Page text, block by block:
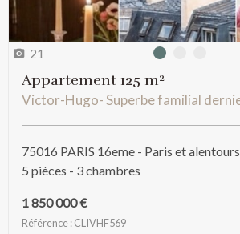
21 Photo 0
Appartement 125 m²
75016 PARIS 16eme - Paris et alentours
5 pièces - 3 chambres
1 850 000 €
Référence : CLIVHF569